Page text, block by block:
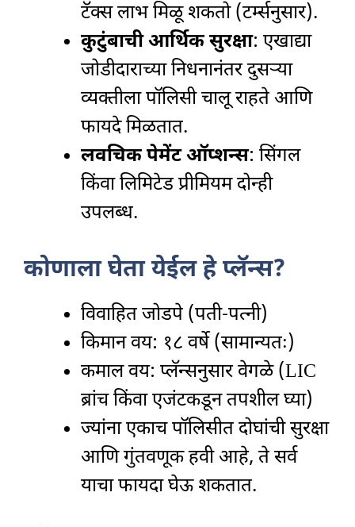
टॅक्स लाभ मिळू शकतो (टर्म्सनुसार).
कुटुंबाची आर्थिक सुरक्षा: एखाद्या
जोडीदाराच्या निधनानंतर दुसऱ्या
व्यक्तीला पॉलिसी चालू राहते आणि
फायदे मिळतात.
लवचिक पेमेंट ऑप्शन्स: सिंगल
किंवा लिमिटेड प्रीमियम दोन्ही
उपलब्ध.
कोणाला घेता येईल हे प्लॅन्स?
विवाहित जोडपे (पती-पत्नी)
किमान वय: १८ वर्षे (सामान्यतः)
कमाल वय: प्लॅन्सनुसार वेगळे (LIC
ब्रांच किंवा एजंटकडून तपशील घ्या)
ज्यांना एकाच पॉलिसीत दोघांची सुरक्षा
आणि गुंतवणूक हवी आहे, ते सर्व
याचा फायदा घेऊ शकतात.